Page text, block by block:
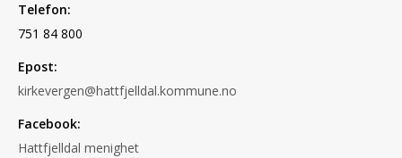
Telefon:
751 84 800
Epost:
kirkevergen@hattfjelldal.kommune.no
Facebook:
Hattfjelldal menighet